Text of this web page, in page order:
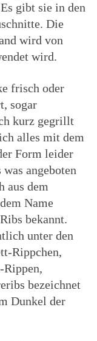
gibt sie in den
Die
wird von
wird.
frisch oder
sogar
kurz gegrillt
alles mit dem
Form leider
angeboten
aus dem
Name
bekannt.
unter den
Rippchen,
Rippen,
bezeichnet
Dunkel der